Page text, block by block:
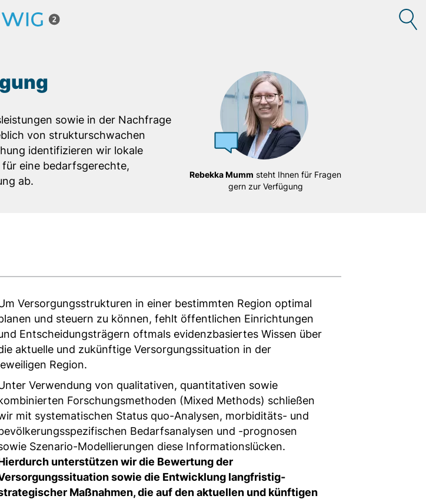
sowie in der Nachfrage
von strukturschwachen
identifizieren wir lokale
eine bedarfsgerechte,
ab.
Rebekka Mumm steht Ihnen für Fragen
gern zur Verfügung
Versorgungsstrukturen in einer bestimmten Region optimal
und steuern zu können, fehlt öffentlichen Einrichtungen
Entscheidungsträgern oftmals evidenzbasiertes Wissen über
aktuelle und zukünftige Versorgungssituation in der
Region.
Verwendung von qualitativen, quantitativen sowie
Forschungsmethoden (Mixed Methods) schließen
mit systematischen Status quo-Analysen, morbiditäts- und
Bedarfsanalysen und -prognosen
Szenario-Modellierungen diese Informationslücken.
unterstützen wir die Bewertung der
sowie die Entwicklung langfristig-
Maßnahmen, die auf den aktuellen und künftigen